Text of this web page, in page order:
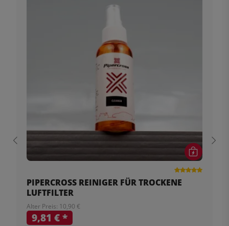
PIPERCROSS REINIGER FÜR TROCKENE
LUFTFILTER
Alter Preis: 10,90 €
9,81 €*